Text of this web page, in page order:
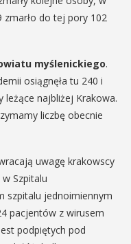
zmarło do tej pory 102
myślenickiego.
osiągnęła tu 240 i
najbliżej Krakowa.
liczbę obecnie
uwagę krakowscy
Szpitalu
szpitalu jednoimiennym
pacjentów z wirusem
podpiętych pod